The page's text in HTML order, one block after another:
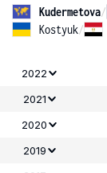
Kudermetova/
Kostyuk/
2022
2021
2020
2019